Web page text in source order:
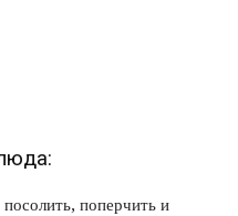
поперчить и